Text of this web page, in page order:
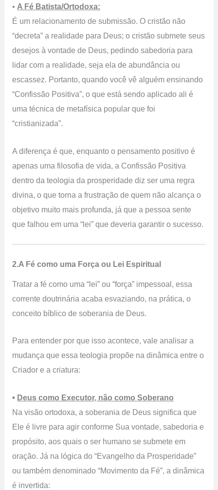
• A Fé Batista/Ortodoxa:
É um relacionamento de submissão. O cristão não
“decreta” a realidade para Deus; o cristão submete seus
desejos à vontade de Deus, pedindo sabedoria para
lidar com a realidade, seja ela de abundância ou
escassez. Portanto, quando você vê alguém ensinando
“Confissão Positiva”, o que está sendo aplicado ali é
uma técnica de metafísica popular que foi
“cristianizada”.
A diferença é que, enquanto o pensamento positivo é
apenas uma filosofia de vida, a Confissão Positiva
dentro da teologia da prosperidade diz ser uma regra
divina, o que torna a frustração de quem não alcança o
objetivo muito mais profunda, já que a pessoa sente
que falhou em uma “lei” que deveria garantir o sucesso.
2.A Fé como uma Força ou Lei Espiritual
Tratar a fé como uma “lei” ou “força” impessoal, essa
corrente doutrinária acaba esvaziando, na prática, o
conceito bíblico de soberania de Deus.
Para entender por que isso acontece, vale analisar a
mudança que essa teologia propõe na dinâmica entre o
Criador e a criatura:
• Deus como Executor, não como Soberano
Na visão ortodoxa, a soberania de Deus significa que
Ele é livre para agir conforme Sua vontade, sabedoria e
propósito, aos quais o ser humano se submete em
oração. Já na lógica do “Evangelho da Prosperidade”
ou também denominado “Movimento da Fé”, a dinâmica
é invertida: